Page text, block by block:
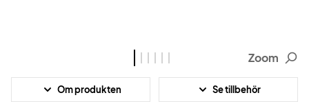
Zoom
Om produkten Se tillbehör